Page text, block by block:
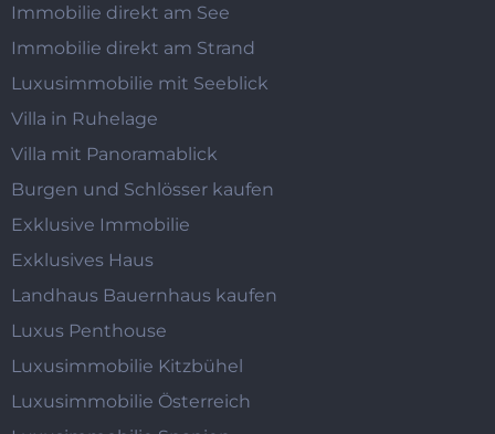
Immobilie direkt am See
Immobilie direkt am Strand
Luxusimmobilie mit Seeblick
Villa in Ruhelage
Villa mit Panoramablick
Burgen und Schlösser kaufen
Exklusive Immobilie
Exklusives Haus
Landhaus Bauernhaus kaufen
Luxus Penthouse
Luxusimmobilie Kitzbühel
Luxusimmobilie Österreich